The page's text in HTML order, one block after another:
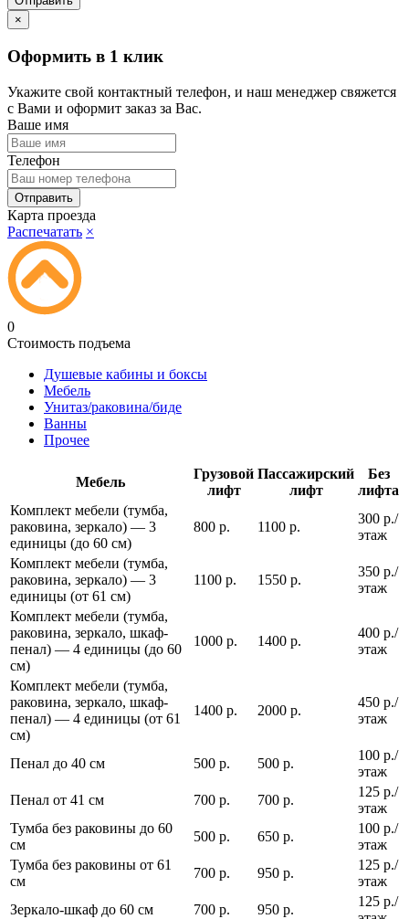
×
Оформить в 1 клик
Укажите свой контактный телефон, и наш менеджер свяжется
с Вами и оформит заказ за Вас.
Ваше имя
Телефон
Карта проезда
Распечатать ×
0
Стоимость подъема
Душевые кабины и боксы
Мебель
Унитаз/раковина/биде
Ванны
Прочее
Мебель
Грузовой
лифт
Пассажирский
лифт
Без
лифта
Комплект мебели (тумба,
раковина, зеркало) — 3
единицы (до 60 см)
800 р. 1100 р.
300 р./
этаж
Комплект мебели (тумба,
раковина, зеркало) — 3
единицы (от 61 см)
1100 р. 1550 р.
350 р./
этаж
Комплект мебели (тумба,
раковина, зеркало, шкаф-
пенал) — 4 единицы (до 60
см)
1000 р. 1400 р.
400 р./
этаж
Комплект мебели (тумба,
раковина, зеркало, шкаф-
пенал) — 4 единицы (от 61
см)
1400 р. 2000 р.
450 р./
этаж
Пенал до 40 см 500 р. 500 р.
100 р./
этаж
Пенал от 41 см
700 р. 700 р.
125 р./
этаж
Тумба без раковины до 60
см
500 р. 650 р.
100 р./
этаж
Тумба без раковины от 61
см
700 р. 950 р.
125 р./
этаж
Зеркало-шкаф до 60 см
700 р. 950 р.
125 р./